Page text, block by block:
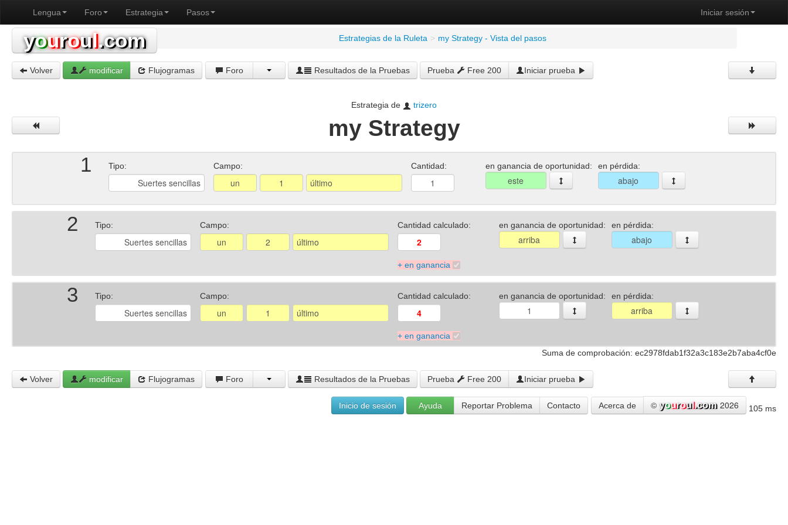
Iniciar sesión
Lengua Foro Estrategia Pasos
youroul.com Estrategias de la Ruleta > my Strategy - Vista del pasos
Volver modificar Flujogramas Foro Resultados de la Pruebas Prueba Free 200 Iniciar prueba
Estrategia de trizero
my Strategy
1 Tipo: Campo: Cantidad: en ganancia de oportunidad: en pérdida:
2 Tipo: Campo: Cantidad calculado:
+ en ganancia
en ganancia de oportunidad: en pérdida:
3 Tipo: Campo: Cantidad calculado:
+ en ganancia
en ganancia de oportunidad: en pérdida:
Suma de comprobación: ec2978fdab1f32a3c183e2b7aba4cf0e
Volver modificar Flujogramas Foro Resultados de la Pruebas Prueba Free 200 Iniciar prueba
Inicio de sesión Ayuda Reportar Problema Contacto Acerca de © 2026 105 ms